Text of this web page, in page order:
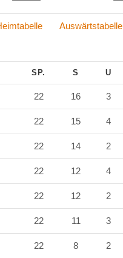
Auswärtstabelle
SP. S U
22 16 3
22 15 4
22 14 2
22 12 4
22 12 2
22 11 3
22 8 2